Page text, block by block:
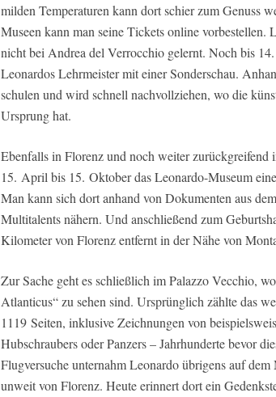
milden Temperaturen kann dort schier zum Genuss
Museen kann man seine Tickets online vorbestellen.
nicht bei Andrea del Verrocchio gelernt. Noch bis
Leonardos Lehrmeister mit einer Sonderschau.
schulen und wird schnell nachvollziehen, wo die
Ursprung hat.
Ebenfalls in Florenz und noch weiter zurückgreifend
15. April bis 15. Oktober das Leonardo-Museum
Man kann sich dort anhand von Dokumenten aus
Multitalents nähern. Und anschließend zum
Kilometer von Florenz entfernt in der Nähe von
Zur Sache geht es schließlich im Palazzo Vecchio,
Atlanticus“ zu sehen sind. Ursprünglich zählte das
1119 Seiten, inklusive Zeichnungen von
Hubschraubers oder Panzers – Jahrhunderte bevor
Flugversuche unternahm Leonardo übrigens auf
unweit von Florenz. Heute erinnert dort ein